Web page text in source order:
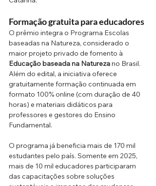
Formação gratuita para educadores
O prêmio integra o Programa Escolas
baseadas na Natureza, considerado o
maior projeto privado de fomento à
Educação baseada na Natureza no Brasil.
Além do edital, a iniciativa oferece
gratuitamente formação continuada em
formato 100% online (com duração de 40
horas) e materiais didáticos para
professores e gestores do Ensino
Fundamental.
O programa já beneficia mais de 170 mil
estudantes pelo país. Somente em 2025,
mais de 10 mil educadores participaram
das capacitações sobre soluções